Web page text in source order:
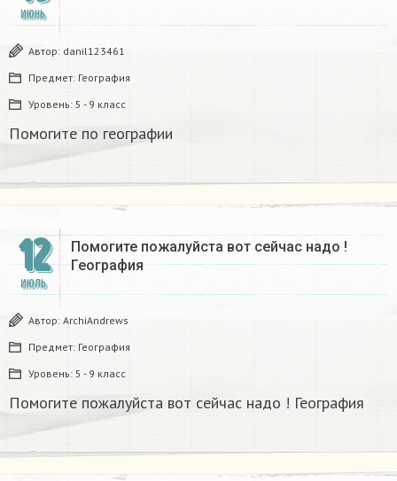
ИЮНЬ
Автор: danil123461
Предмет: География
Уровень: 5 - 9 класс
Помогите по географии ​
12
ИЮЛЬ
Помогите пожалуйста вот сейчас надо !
География
Автор: ArchiAndrews
Предмет: География
Уровень: 5 - 9 класс
Помогите пожалуйста вот сейчас надо ! География